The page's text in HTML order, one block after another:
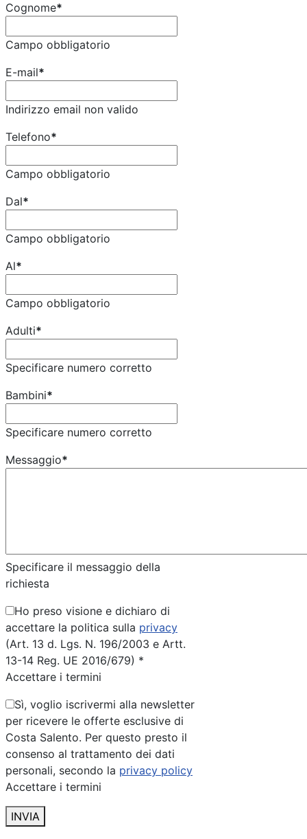
Cognome*
Campo obbligatorio
E-mail*
Indirizzo email non valido
Telefono*
Campo obbligatorio
Dal*
Campo obbligatorio
Al*
Campo obbligatorio
Adulti*
Specificare numero corretto
Bambini*
Specificare numero corretto
Messaggio*
Specificare il messaggio della
richiesta
Ho preso visione e dichiaro di
accettare la politica sulla privacy
(Art. 13 d. Lgs. N. 196/2003 e Artt.
13-14 Reg. UE 2016/679) *
Accettare i termini
Sì, voglio iscrivermi alla newsletter
per ricevere le offerte esclusive di
Costa Salento. Per questo presto il
consenso al trattamento dei dati
personali, secondo la privacy policy
Accettare i termini
INVIA